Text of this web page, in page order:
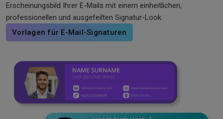
Erscheinungsbild Ihrer E-Mails mit einem einheitlichen,
professionellen und ausgefeilten Signatur-Look.
Vorlagen für E-Mail-Signaturen